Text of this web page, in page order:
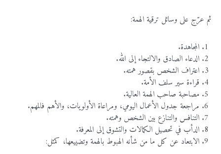
ثم عرّج على وسائل ترقية الهمة:
المجاهدة.
الدعاء الصادق والالتجاء إلى الله.
اعتراف الشخص بقصورهمته.
قراءة سير سلف الأمة.
مصاحبة صاحب الهمة العالية.
مراجعة جدول الأعمال اليومي، ومراعاة الأولويات، والأهم فالمهم.
التنافس والتنازع بينالشخص وهمته.
الدأب في تحصيل الكمالات والتشوق إلى المعرفة.
الابتعاد عن كل مامن شأنه الهبوط بالهمة وتضييعها، كمثل: